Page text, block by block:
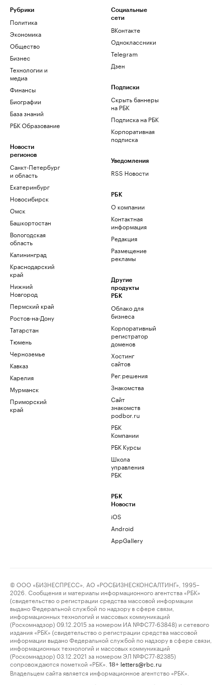
Рубрики
Политика
Экономика
Общество
Бизнес
Технологии и
медиа
Финансы
Биографии
База знаний
РБК Образование
Новости
регионов
Санкт-Петербург
и область
Екатеринбург
Новосибирск
Омск
Башкортостан
Вологодская
область
Калининград
Краснодарский
край
Нижний
Новгород
Пермский край
Ростов-на-Дону
Татарстан
Тюмень
Черноземье
Кавказ
Карелия
Мурманск
Приморский
край
Социальные
сети
ВКонтакте
Одноклассники
Telegram
Дзен
Подписки
Скрыть баннеры
на РБК
Подписка на РБК
Корпоративная
подписка
Уведомления
RSS Новости
РБК
О компании
Контактная
информация
Редакция
Размещение
рекламы
Другие
продукты
РБК
Облако для
бизнеса
Корпоративный
регистратор
доменов
Хостинг
сайтов
Рег.решения
Знакомства
Сайт
знакомств
podbor.ru
РБК
Компании
РБК Курсы
Школа
управления
РБК
РБК
Новости
iOS
Android
AppGallery
© ООО «БИЗНЕСПРЕСС», АО «РОСБИЗНЕСКОНСАЛТИНГ», 1995–
2026. Сообщения и материалы информационного агентства «РБК»
(свидетельство о регистрации средства массовой информации
выдано Федеральной службой по надзору в сфере связи,
информационных технологий и массовых коммуникаций
(Роскомнадзор) 09.12.2015 за номером ИА №ФС77-63848) и сетевого
издания «РБК» (свидетельство о регистрации средства массовой
информации выдано Федеральной службой по надзору в сфере связи,
информационных технологий и массовых коммуникаций
(Роскомнадзор) 03.12.2021 за номером ЭЛ №ФС77-82385)
сопровождаются пометкой «РБК».
18+ letters@rbc.ru
Владельцем сайта является информационное агентство «РБК».